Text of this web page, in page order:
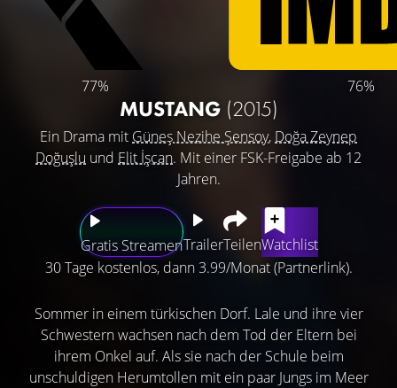
77% 76%
MUSTANG (2015)
Ein Drama mit Güneş Nezihe Şensoy, Doğa Zeynep
Doğuşlu und Elit İşcan. Mit einer FSK-Freigabe ab 12
Jahren.
Gratis StreamenTrailerTeilenWatchlist
30 Tage kostenlos, dann 3.99/Monat (Partnerlink).
Sommer in einem türkischen Dorf. Lale und ihre vier
Schwestern wachsen nach dem Tod der Eltern bei
ihrem Onkel auf. Als sie nach der Schule beim
unschuldigen Herumtollen mit ein paar Jungs im Meer